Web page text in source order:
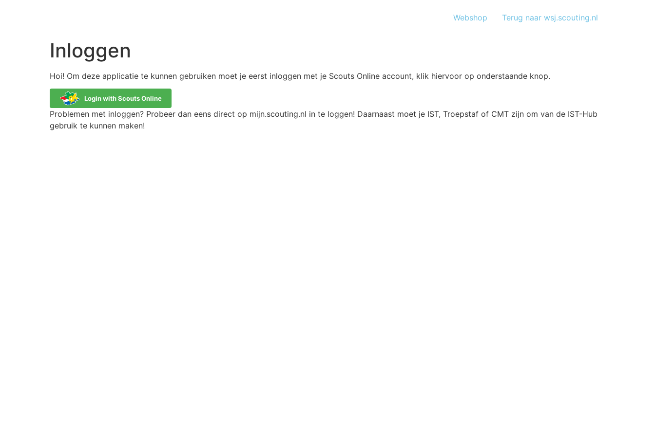
Webshop Terug naar wsj.scouting.nl
Inloggen
Hoi! Om deze applicatie te kunnen gebruiken moet je eerst inloggen met je Scouts Online account, klik hiervoor op onderstaande knop.
Login with Scouts Online
Problemen met inloggen? Probeer dan eens direct op mijn.scouting.nl in te loggen! Daarnaast moet je IST, Troepstaf of CMT zijn om van de IST-Hub
gebruik te kunnen maken!